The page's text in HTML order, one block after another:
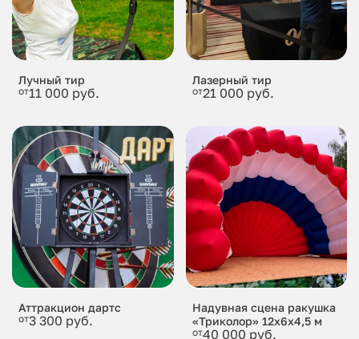
Лучный тир
от11 000 руб.
Лазерный тир
от21 000 руб.
Аттракцион дартс
от3 300 руб.
Надувная сцена ракушка
«Триколор» 12x6x4,5 м
от40 000 руб.